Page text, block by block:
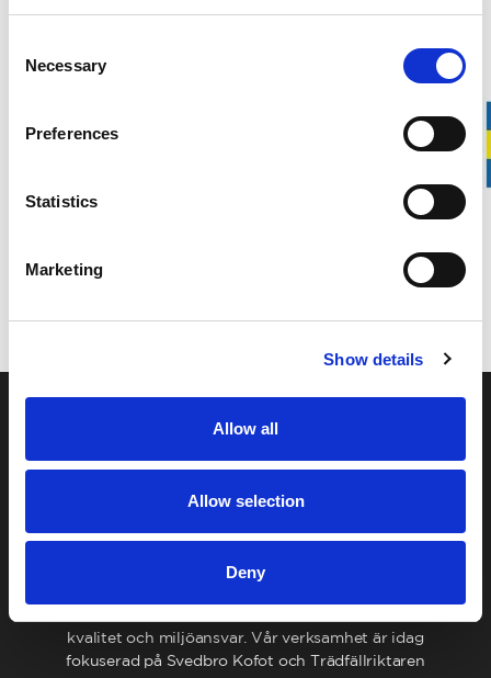
Selection
Necessary
Preferences
Statistics
Marketing
Show details
Allow all
Allow selection
Deny
20 års garanti på kofotar
Svedbro Smide är ett familjeägt produktionsföretag
beläget i Hälsingland. Under de mer än 100 år som
kvalitet och miljöansvar. Vår verksamhet är idag
fokuserad på Svedbro Kofot och Trädfällriktaren